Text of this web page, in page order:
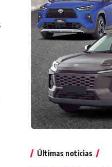
Últimas noticias